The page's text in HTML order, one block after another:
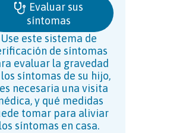
Evaluar sus
síntomas
Use este sistema de
de síntomas
evaluar la gravedad
síntomas de su hijo,
necesaria una visita
y qué medidas
tomar para aliviar
los síntomas en casa.